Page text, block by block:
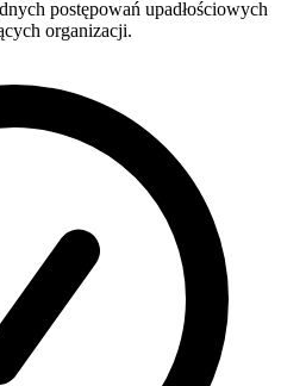
postępowań upadłościowych
organizacji.